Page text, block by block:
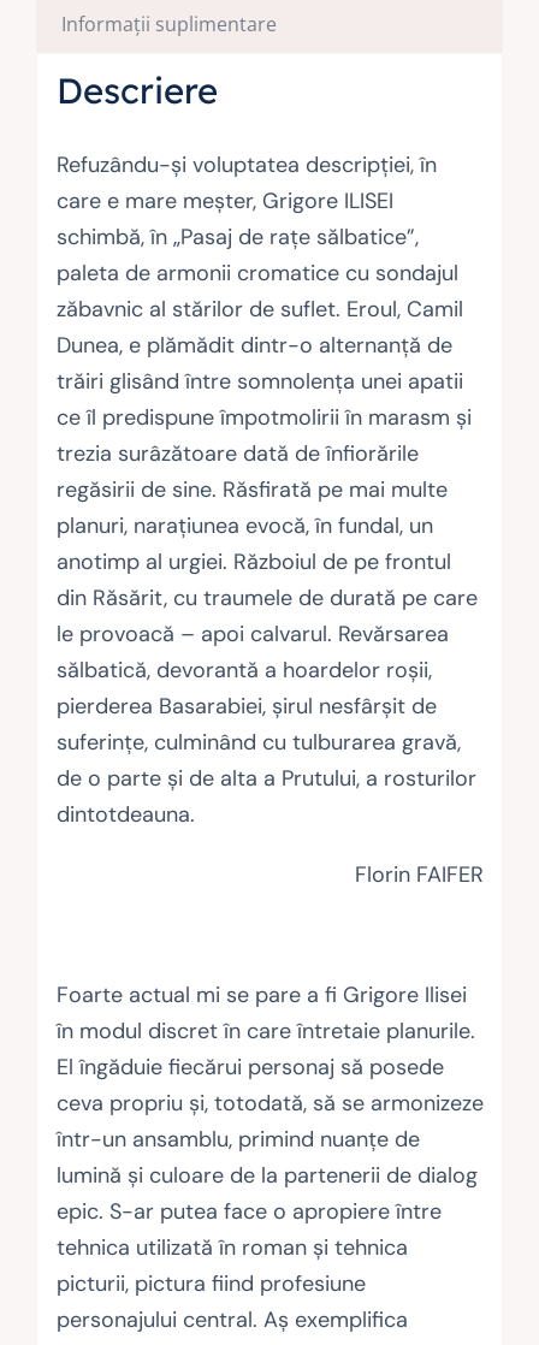
Informații suplimentare
Descriere
Refuzându-şi voluptatea descripţiei, în
care e mare meşter, Grigore ILISEI
schimbă, în „Pasaj de raţe sălbatice”,
paleta de armonii cromatice cu sondajul
zăbavnic al stărilor de suflet. Eroul, Camil
Dunea, e plămădit dintr-o alternanţă de
trăiri glisând între somnolenţa unei apatii
ce îl predispune împotmolirii în marasm şi
trezia surâzătoare dată de înfiorările
regăsirii de sine. Răsfirată pe mai multe
planuri, naraţiunea evocă, în fundal, un
anotimp al urgiei. Războiul de pe frontul
din Răsărit, cu traumele de durată pe care
le provoacă – apoi calvarul. Revărsarea
sălbatică, devorantă a hoardelor roşii,
pierderea Basarabiei, şirul nesfârşit de
suferinţe, culminând cu tulburarea gravă,
de o parte şi de alta a Prutului, a rosturilor
dintotdeauna.
Florin FAIFER
Foarte actual mi se pare a fi Grigore Ilisei
în modul discret în care întretaie planurile.
El îngăduie fiecărui personaj să posede
ceva propriu şi, totodată, să se armonizeze
într-un ansamblu, primind nuanţe de
lumină şi culoare de la partenerii de dialog
epic. S-ar putea face o apropiere între
tehnica utilizată în roman şi tehnica
picturii, pictura fiind profesiune
personajului central. Aş exemplifica